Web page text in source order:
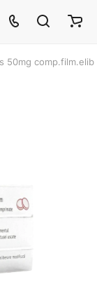
50mg comp.film.elib